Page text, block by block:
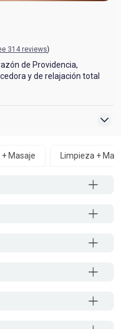
314 reviews)
de Providencia,
y de relajación total
que mezcla técnicas de
Masaje Combinado
para proporcionar un
TOTAL" combina una
enzimático y un masaje
ofrecemos el masaje
drenaje linfático manual
tu bienestar integral.
+ Masaje Limpieza +